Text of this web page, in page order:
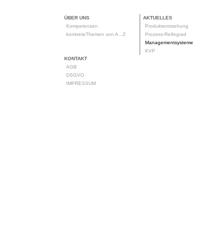
ÜBER UNS
Kompetenzen
konkreteThemen von A...Z
AKTUELLES
Produktentstehung
Prozess-Reifegrad
Managementsysteme
KVP
KONTAKT
AGB
DSGVO
IMPRESSUM